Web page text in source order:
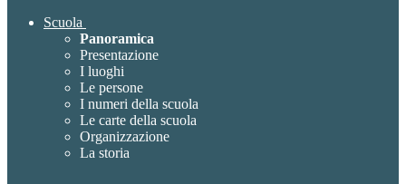
Scuola
Panoramica
Presentazione
I luoghi
Le persone
I numeri della scuola
Le carte della scuola
Organizzazione
La storia